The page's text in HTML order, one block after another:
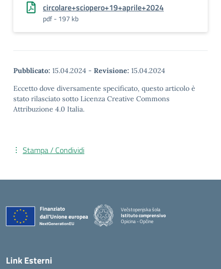
circolare+sciopero+19+aprile+2024
pdf - 197 kb
Pubblicato: 15.04.2024 - Revisione: 15.04.2024
Eccetto dove diversamente specificato, questo articolo è
stato rilasciato sotto Licenza Creative Commons
Attribuzione 4.0 Italia.
Stampa / Condividi
Večstopenjska šola
Istituto comprensivo
Opicina - Opčine
Link Esterni